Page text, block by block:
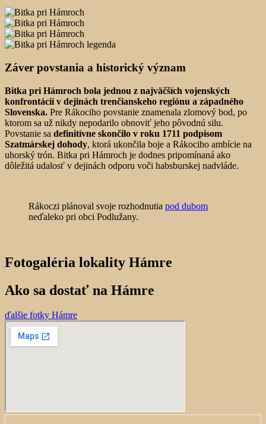
Záver povstania a historický význam
Bitka pri Hámroch bola jednou z najväčších vojenských
konfrontácií v dejinách trenčianskeho regiónu a západného
Slovenska. Pre Rákociho povstanie znamenala zlomový bod, po
ktorom sa už nikdy nepodarilo obnoviť jeho pôvodnú silu.
Povstanie sa definitívne skončilo v roku 1711 podpisom
Szatmárskej dohody, ktorá ukončila boje a Rákociho ambície na
uhorský trón. Bitka pri Hámroch je dodnes pripomínaná ako
dôležitá udalosť v dejinách odporu voči habsburskej nadvláde.
Rákoczi plánoval svoje rozhodnutia pod dubom
neďaleko pri obci Podlužany.
Fotogaléria lokality Hámre
Ako sa dostať na Hámre
ďalšie fotky Hámre